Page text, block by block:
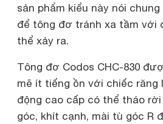
sản phẩm kiểu này nói
để tông đơ tránh xa tầm với
thể xảy ra.
Tông đơ Codos CHC-830
mẽ ít tiếng ồn với chiếc
động cao cấp có thể tháo
góc, khít cạnh, mài tù góc R